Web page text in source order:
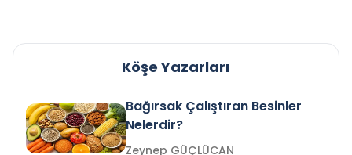
Köşe Yazarları
Bağırsak Çalıştıran Besinler
Nelerdir?
Zeynep GÜÇLÜCAN